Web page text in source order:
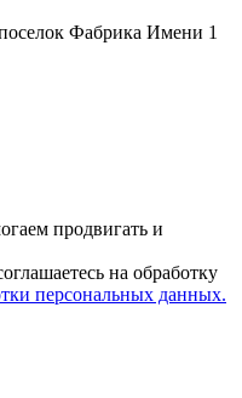
Фабрика Имени 1
продвигать и
на обработку
персональных данных.